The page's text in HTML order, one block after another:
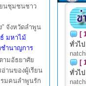
นชุมชนชาว
จังหวัดลำพูน
มหาไม้
ำนาญการ
ามอัธยาศัย
านของผู้เรียน
มคนลำพูนรัก
[
ทั่วไ
[
ทั่วไ